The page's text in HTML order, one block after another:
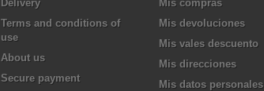
Delivery
Terms and conditions of
use
About us
Secure payment
Mis compras
Mis devoluciones
Mis vales descuento
Mis direcciones
Mis datos personales